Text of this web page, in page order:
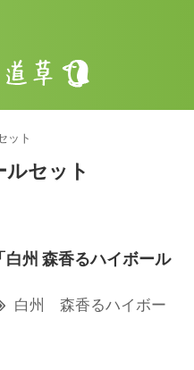
ット
セット
白州 森香るハイボール
白州 森香るハイボー